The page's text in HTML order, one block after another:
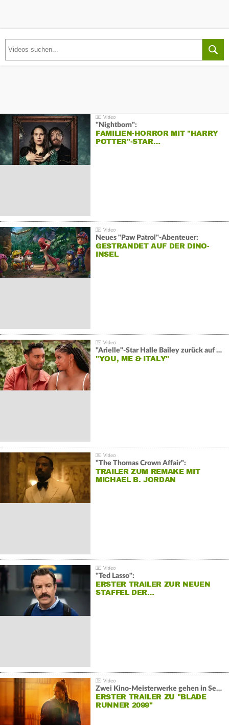
"Nightborn":
FAMILIEN-HORROR MIT "HARRY
POTTER"-STAR…
Neues "Paw Patrol"-Abenteuer:
GESTRANDET AUF DER DINO-
INSEL
"Arielle"-Star Halle Bailey zurück auf der Leinwand:
"YOU, ME & ITALY"
"The Thomas Crown Affair":
TRAILER ZUM REMAKE MIT
MICHAEL B. JORDAN
"Ted Lasso":
ERSTER TRAILER ZUR NEUEN
STAFFEL DER…
Zwei Kino-Meisterwerke gehen in Serie:
ERSTER TRAILER ZU "BLADE
RUNNER 2099"